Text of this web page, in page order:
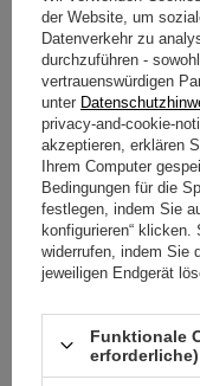
Gummifüße
Stellen Sie den MS-
ein Verkratzen des
Struktur an einer
verrutscht.
der Website, um
Datenverkehr zu
durchzuführen -
vertrauenswürdigen
unter
privacy-and-cookie-
akzeptieren, erklären
Ihrem Computer
Bedingungen für die
festlegen, indem Sie
konfigurieren“ klicken.
widerrufen, indem Sie
jeweiligen Endgerät
Funktionale
erforderliche)